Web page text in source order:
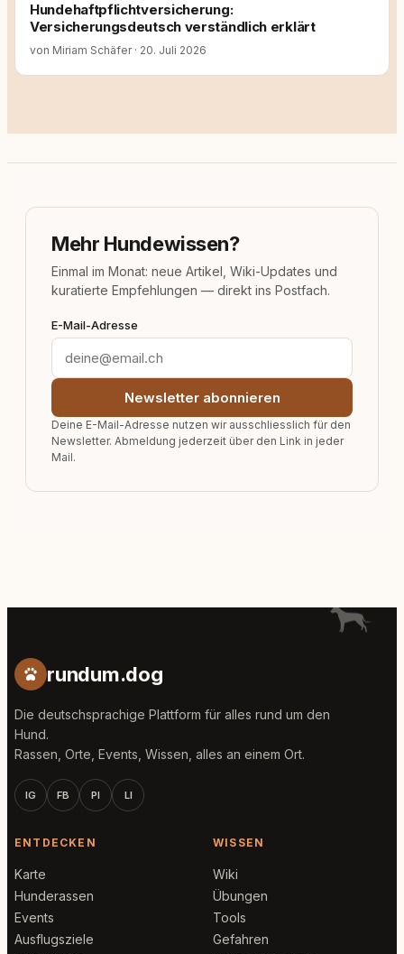
Hundehaftpflichtversicherung:
Versicherungsdeutsch verständlich erklärt
von Miriam Schäfer · 20. Juli 2026
Mehr Hundewissen?
Einmal im Monat: neue Artikel, Wiki-Updates und
kuratierte Empfehlungen — direkt ins Postfach.
E-Mail-Adresse
Newsletter abonnieren
Deine E-Mail-Adresse nutzen wir ausschliesslich für den
Newsletter. Abmeldung jederzeit über den Link in jeder
Mail.
rundum.dog
Die deutschsprachige Plattform für alles rund um den
Hund.
Rassen, Orte, Events, Wissen, alles an einem Ort.
IG FB PI LI
ENTDECKEN
Karte
Hunderassen
Events
Ausflugsziele
WISSEN
Wiki
Übungen
Tools
Gefahren